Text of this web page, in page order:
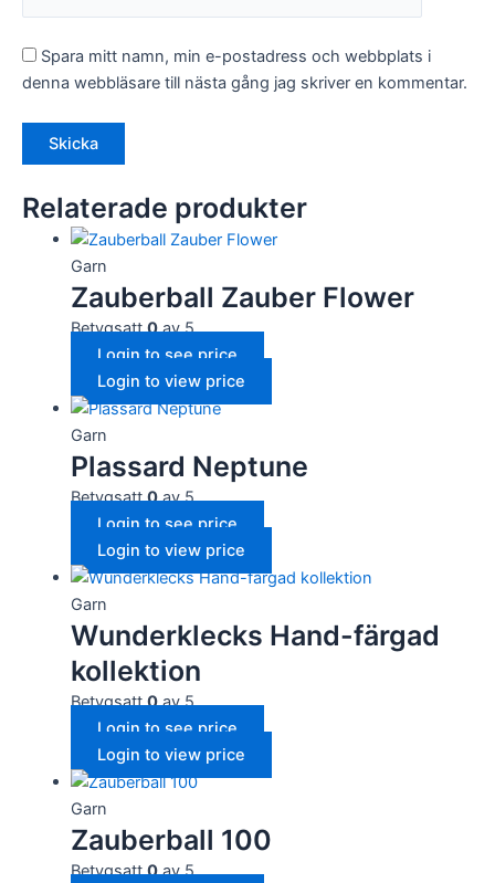
Spara mitt namn, min e-postadress och webbplats i
denna webbläsare till nästa gång jag skriver en kommentar.
Relaterade produkter
Garn
Zauberball Zauber Flower
Betygsatt0av 5
Login to see price
Login to view price
Garn
Plassard Neptune
Betygsatt0av 5
Login to see price
Login to view price
Garn
Wunderklecks Hand-färgad
kollektion
Betygsatt0av 5
Login to see price
Login to view price
Garn
Zauberball 100
Betygsatt0av 5